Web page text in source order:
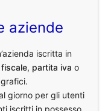
aziende
iscritta in
, partita iva o
giorno per gli utenti
iscritti in possesso